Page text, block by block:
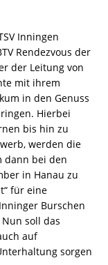
Inningen
Rendezvous der
der Leitung von
mit ihrem
in den Genuss
Hierbei
bis hin zu
werden die
dann bei den
in Hanau zu
für eine
Burschen
soll das
auf
sorgen